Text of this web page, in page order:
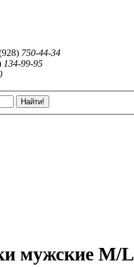
750-44-34
134-99-95
мужские M/L